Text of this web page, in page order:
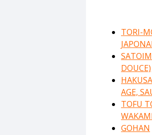
TORI-
DOUCE)
AGE,
TOFU
GOHAN